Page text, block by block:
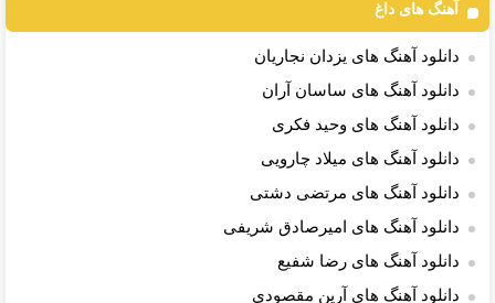
آهنگ های داغ
دانلود آهنگ های یزدان نجاریان
دانلود آهنگ های ساسان آران
دانلود آهنگ های وحید فکری
دانلود آهنگ های میلاد چارویی
دانلود آهنگ های مرتضی دشتی
دانلود آهنگ های امیرصادق شریفی
دانلود آهنگ های رضا شفیع
دانلود آهنگ های آرین مقصودی